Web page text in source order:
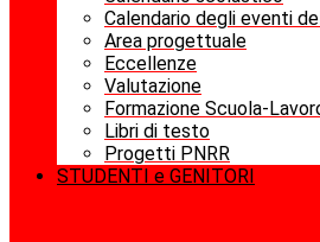
Calendario degli eventi
Area progettuale
Eccellenze
Valutazione
Formazione Scuola-
Libri di testo
Progetti PNRR
STUDENTI e GENITORI